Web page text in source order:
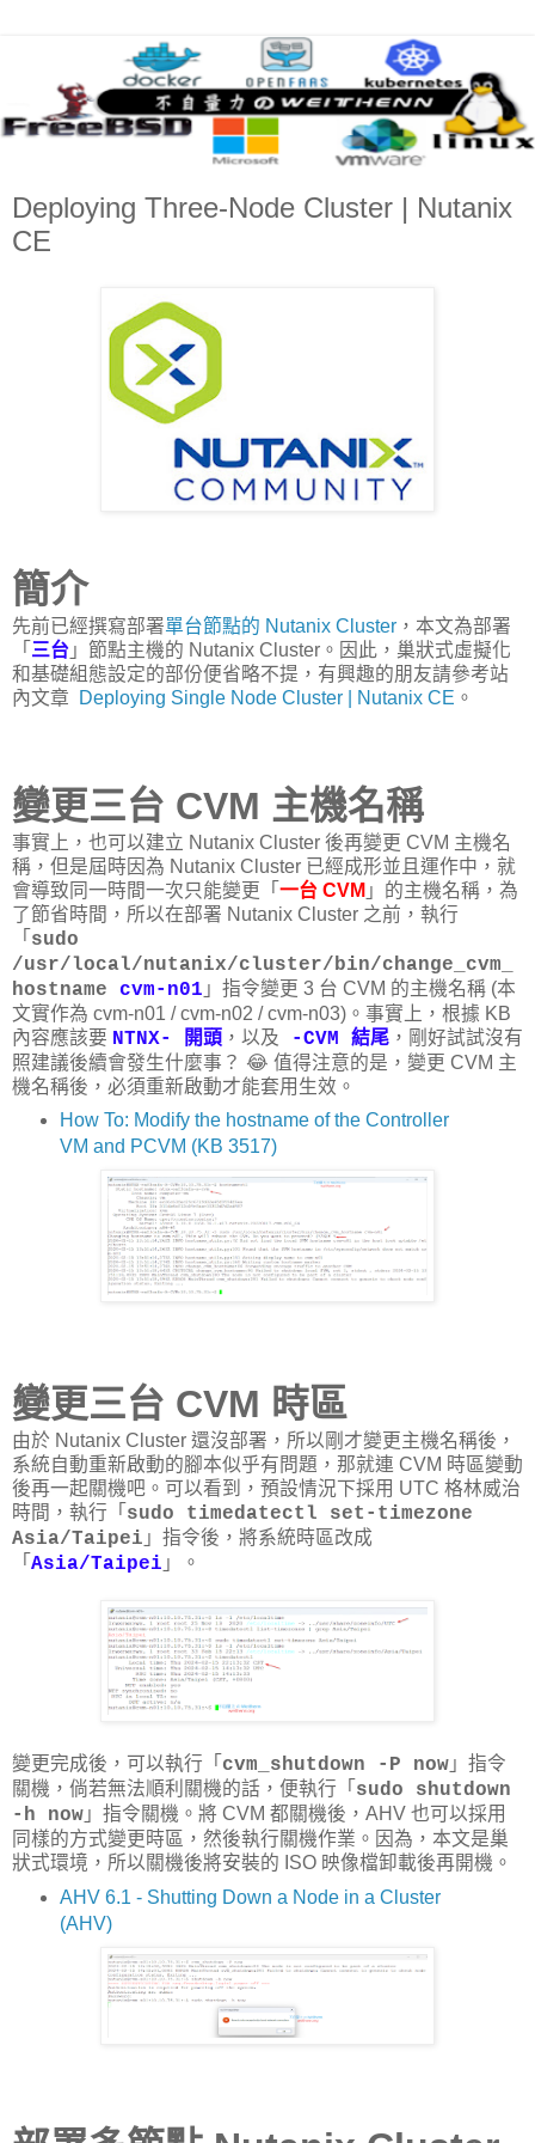
Deploying Three-Node Cluster | Nutanix
CE
簡介
先前已經撰寫部署單台節點的 Nutanix Cluster ，本文為部署
「 三台 」節點主機的 Nutanix Cluster。因此，巢狀式虛擬化
和基礎組態設定的部份便省略不提，有興趣的朋友請參考站
內文章
Deploying Single Node Cluster | Nutanix CE 。
變更三台 CVM 主機名稱
事實上，也可以建立 Nutanix Cluster 後再變更 CVM 主機名
稱，但是屆時因為 Nutanix Cluster 已經成形並且運作中，就
會導致同一時間一次只能變更「 一台 CVM 」的主機名稱，為
了節省時間，所以在部署 Nutanix Cluster 之前，執行
「 sudo
/usr/local/nutanix/cluster/bin/change_cvm_
hostname
cvm-n01 」指令變更 3 台 CVM 的主機名稱 (本
文實作為 cvm-n01 / cvm-n02 / cvm-n03)。事實上，根據 KB
內容應該要 NTNX- 開頭 ，以及 -CVM 結尾 ，剛好試試沒有
照建議後續會發生什麼事？ 😂 值得注意的是，變更 CVM 主
機名稱後，必須重新啟動才能套用生效。
How To: Modify the hostname of the Controller
VM and PCVM (KB 3517)
變更三台 CVM 時區
由於 Nutanix Cluster 還沒部署，所以剛才變更主機名稱後，
系統自動重新啟動的腳本似乎有問題，那就連 CVM 時區變動
後再一起關機吧。可以看到，預設情況下採用 UTC 格林威治
時間，執行「 sudo timedatectl set-timezone
Asia/Taipei 」指令後，將系統時區改成
「 Asia/Taipei 」。
變更完成後，可以執行「 cvm_shutdown -P now 」指令
關機，倘若無法順利關機的話，便執行「 sudo shutdown
-h now 」指令關機。將 CVM 都關機後，AHV 也可以採用
同樣的方式變更時區，然後執行關機作業。因為，本文是巢
狀式環境，所以關機後將安裝的 ISO 映像檔卸載後再開機。
AHV 6.1 - Shutting Down a Node in a Cluster
(AHV)